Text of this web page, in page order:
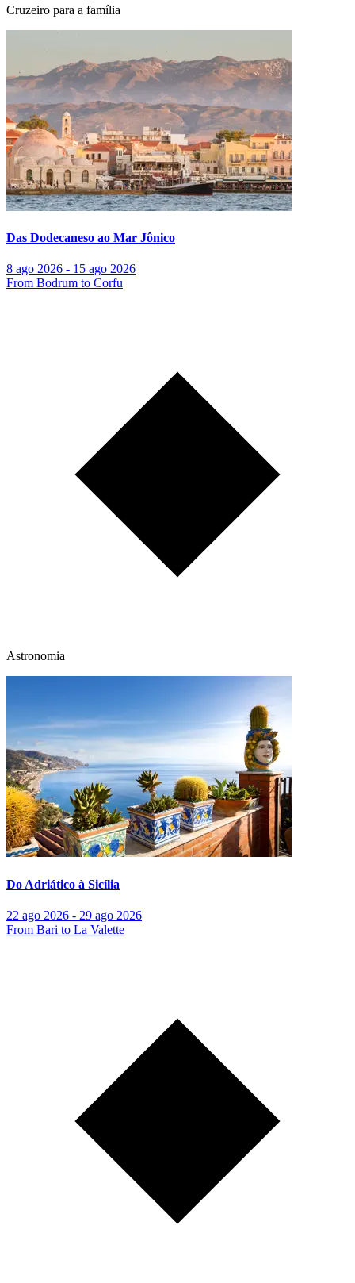
Cruzeiro para a família
Das Dodecaneso ao Mar Jônico
8 ago 2026 - 15 ago 2026
From Bodrum to Corfu
Astronomia
Do Adriático à Sicília
22 ago 2026 - 29 ago 2026
From Bari to La Valette